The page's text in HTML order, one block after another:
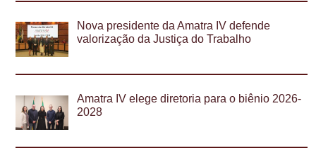
Nova presidente da Amatra IV defende
valorização da Justiça do Trabalho
Amatra IV elege diretoria para o biênio 2026-
2028